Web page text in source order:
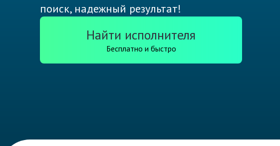
поиск, надежный результат!
Найти исполнителя
Бесплатно и быстро